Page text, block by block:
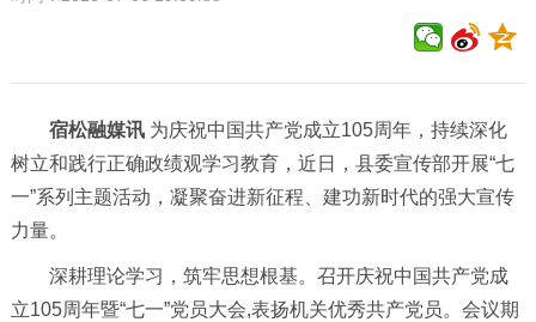
宿松融媒讯 为庆祝中国共产党成立105周年，持续深化
树立和践行正确政绩观学习教育，近日，县委宣传部开展“七
一”系列主题活动，凝聚奋进新征程、建功新时代的强大宣传
力量。
深耕理论学习，筑牢思想根基。召开庆祝中国共产党成
立105周年暨“七一”党员大会,表扬机关优秀共产党员。会议期